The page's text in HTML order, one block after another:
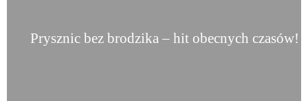
Prysznic bez brodzika – hit obecnych czasów!